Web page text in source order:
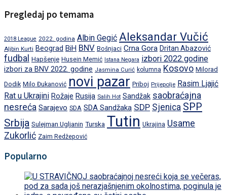
Pregledaj po temama
2018 League 2022. godina Albin Gegić Aleksandar Vučić
Aljbin Kurti Beograd BiH BNV Bošnjaci Crna Gora Dritan Abazović
fudbal Hapšenje Husein Memić Istana Negara izbori 2022.godine
izbori za BNV 2022. godine Jasmina Curić kolumna Kosovo Milorad
Dodik Milo Đukanović novi pazar Priboj Prijepolje Rasim Ljajić
Rat u Ukrajini Rožaje Rusija Salih Hot Sandžak saobraćajna
nesreća Sarajevo SDA SDA Sandžaka SDP Sjenica SPP
Srbija Sulejman Ugljanin Turska Tutin Ukrajina Usame
Zukorlić Zaim Redžepović
Popularno